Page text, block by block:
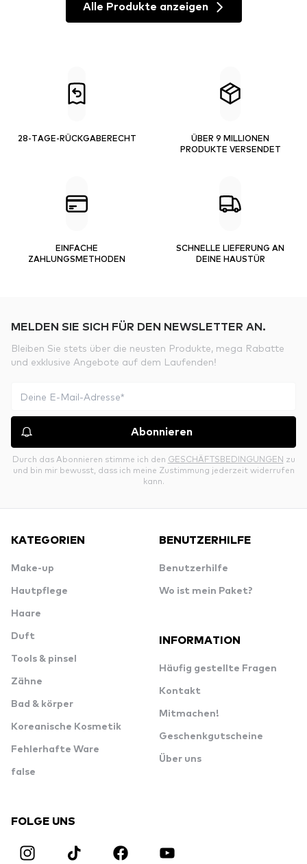
Alle Produkte anzeigen
28-TAGE-RÜCKGABERECHT
ÜBER 9 MILLIONEN
PRODUKTE VERSENDET
EINFACHE
ZAHLUNGSMETHODEN
SCHNELLE LIEFERUNG AN
DEINE HAUSTÜR
MELDEN SIE SICH FÜR DEN NEWSLETTER AN.
Bleiben Sie stets über die neusten Produkte, mega Rabatte
und exklusive Angebote auf dem Laufenden!
Abonnieren
Durch das Abonnieren stimme ich den GESCHÄFTSBEDINGUNGEN zu
und bin mir bewusst, dass ich meine Zustimmung jederzeit widerrufen
kann.
KATEGORIEN
Make-up
Hautpflege
Haare
Duft
Tools & pinsel
Zähne
Bad & körper
Koreanische Kosmetik
Fehlerhafte Ware
false
BENUTZERHILFE
Benutzerhilfe
Wo ist mein Paket?
INFORMATION
Häufig gestellte Fragen
Kontakt
Mitmachen!
Geschenkgutscheine
Über uns
FOLGE UNS